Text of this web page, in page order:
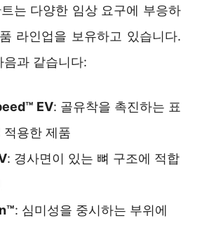
는 다양한 임상 요구에 부응하
라인업을 보유하고 있습니다.
과 같습니다:
EV: 골유착을 촉진하는 표
적용한 제품
: 경사면이 있는 뼈 구조에 적합
: 심미성을 중시하는 부위에